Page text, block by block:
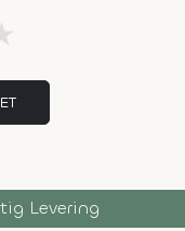
Levering